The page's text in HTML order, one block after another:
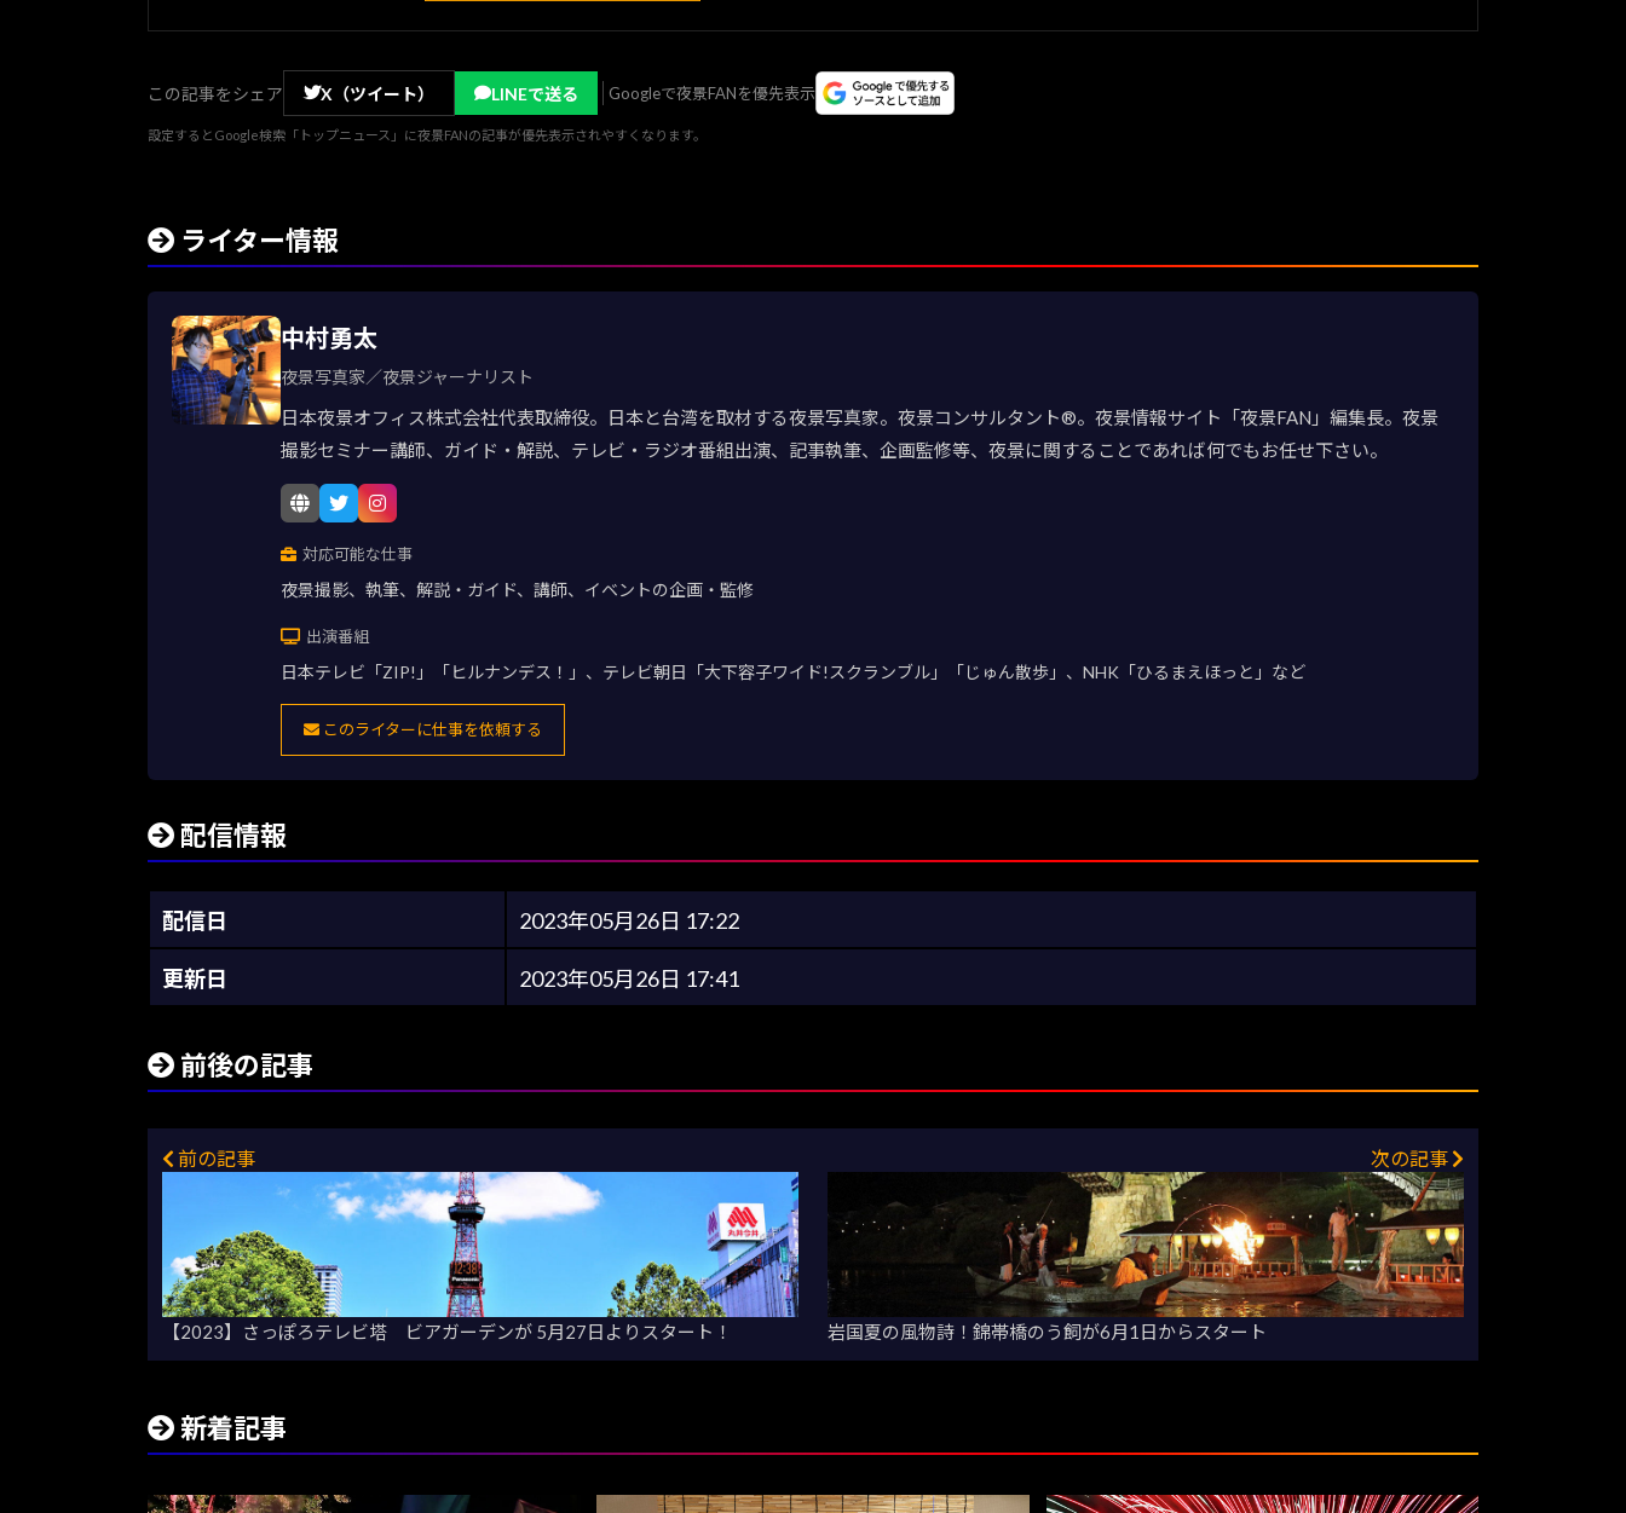
この記事をシェア X（ツイート） LINEで送る Googleで夜景FANを優先表示
設定するとGoogle検索「トップニュース」に夜景FANの記事が優先表示されやすくなります。
ライター情報
中村勇太
夜景写真家／夜景ジャーナリスト
日本夜景オフィス株式会社代表取締役。日本と台湾を取材する夜景写真家。夜景コンサルタント®。夜景情報サイト「夜景FAN」編集長。夜景
撮影セミナー講師、ガイド・解説、テレビ・ラジオ番組出演、記事執筆、企画監修等、夜景に関することであれば何でもお任せ下さい。
対応可能な仕事
夜景撮影、執筆、解説・ガイド、講師、イベントの企画・監修
出演番組
日本テレビ「ZIP!」「ヒルナンデス！」、テレビ朝日「大下容子ワイド!スクランブル」「じゅん散歩」、NHK「ひるまえほっと」など
このライターに仕事を依頼する
配信情報
配信日 2023年05月26日 17:22
更新日 2023年05月26日 17:41
前後の記事
前の記事
【2023】さっぽろテレビ塔 ビアガーデンが 5月27日よりスタート！
次の記事
岩国夏の風物詩！錦帯橋のう飼が6月1日からスタート
新着記事